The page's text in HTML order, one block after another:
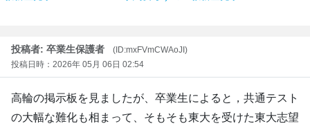
投稿者: 卒業生保護者
(ID:mxFVmCWAoJI)
投稿日時：2026年 05月 06日 02:54
高輪の掲示板を見ましたが、卒業生によると，共通テスト
の大幅な難化も相まって、そもそも東大を受けた東大志望